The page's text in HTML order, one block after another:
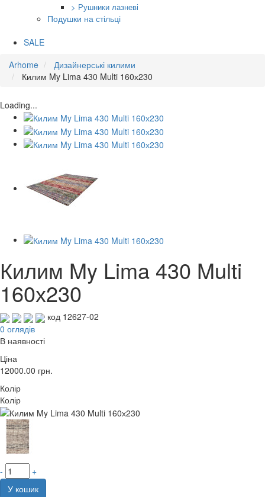
> Рушники лазневі
Подушки на стільці
SALE
Arhome
Дизайнерські килими
Килим My Lima 430 Multi 160х230
Loading...
Килим My Lima 430 Multi
160х230
код 12627-02
0 оглядів
В наявності
Ціна
12000.00 грн.
Колір
Колір
-
+
У кошик